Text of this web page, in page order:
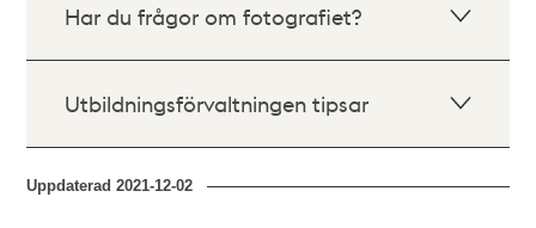
Har du frågor om fotografiet?
Utbildningsförvaltningen tipsar
Uppdaterad2021-12-02